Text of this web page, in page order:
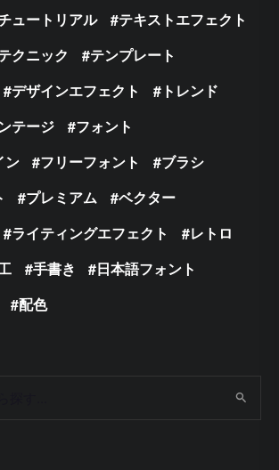
ュートリアル
テキストエフェクト
クニック
テンプレート
デザインエフェクト
トレンド
テージ
フォント
ン
フリーフォント
ブラシ
プレミアム
ベクター
ライティングエフェクト
レトロ
手書き
日本語フォント
配色